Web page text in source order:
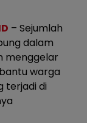
– Sejumlah
dalam
menggelar
warga
terjadi di